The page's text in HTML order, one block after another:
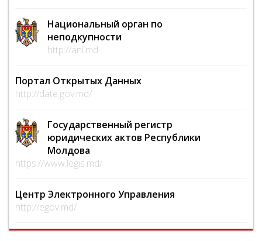
Национальный орган по
неподкупности
http://ani.md
Портал Открытых Данных
http://date.gov.md/
Государственный регистр
юридических актов Республики
Молдова
https://www.legis.md/
Центр Электронного Управления
http://egov.md/